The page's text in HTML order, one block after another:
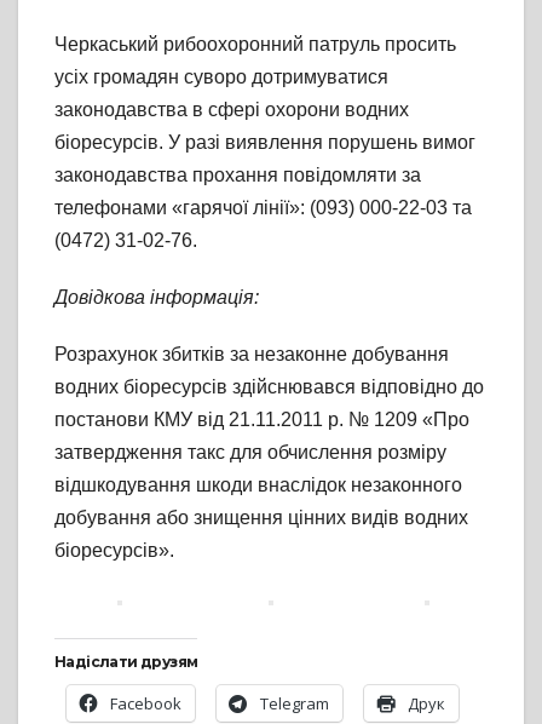
Черкаський рибоохоронний патруль просить
усіх громадян суворо дотримуватися
законодавства в сфері охорони водних
біоресурсів. У разі виявлення порушень вимог
законодавства прохання повідомляти за
телефонами «гарячої лінії»: (093) 000-22-03 та
(0472) 31-02-76.
Довідкова інформація:
Розрахунок збитків за незаконне добування
водних біоресурсів здійснювався відповідно до
постанови КМУ від 21.11.2011 р. № 1209 «Про
затвердження такс для обчислення розміру
відшкодування шкоди внаслідок незаконного
добування або знищення цінних видів водних
біоресурсів».
Надіслати друзям
Facebook Telegram Друк